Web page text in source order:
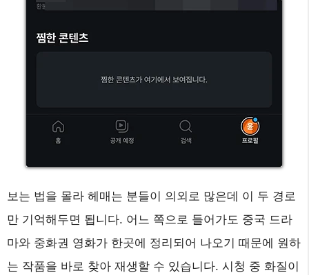
보는 법을 몰라 헤매는 분들이 의외로 많은데 이 두 경로
만 기억해두면 됩니다. 어느 쪽으로 들어가도 중국 드라
마와 중화권 영화가 한곳에 정리되어 나오기 때문에 원하
는 작품을 바로 찾아 재생할 수 있습니다. 시청 중 화질이